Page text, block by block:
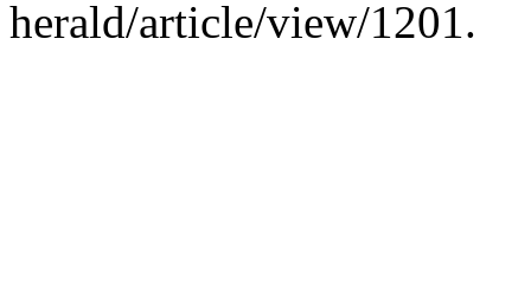
herald/article/view/1201.